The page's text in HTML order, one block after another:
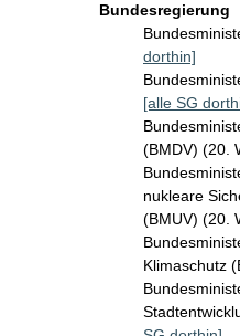
Bundesregierung
dorthin]
[alle SG
(BMDV) (20.
nukleare
(BMUV) (20.
Klimaschutz